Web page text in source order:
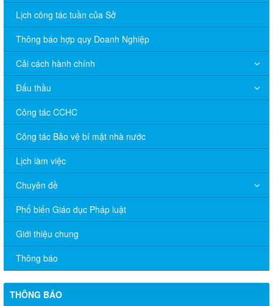
Lịch công tác tuần của Sở
Thông báo hợp quy Doanh Nghiệp
Cải cách hành chính
Đấu thầu
Công tác CCHC
Công tác Bảo vệ bí mật nhà nước
Lịch làm việc
Chuyên đề
Phổ biến Giáo dục Pháp luật
Giới thiệu chung
Thông báo
THÔNG BÁO
V/v đề nghị báo cáo hệ thống phân phối, nhãn hiệu hàng hóa
và hoạt động mua bán khí trên địa bàn tỉnh năm 2025 (nhắc lần
huấn kinh doanh online hiệu quả trên các kênh thương mại điện
tử phổ biến hiện nay” (SA)